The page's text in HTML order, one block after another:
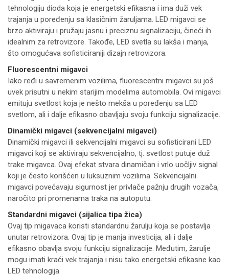
tehnologiju dioda koja je energetski efikasna i ima duži vek
trajanja u poređenju sa klasičnim žaruljama. LED migavci se
brzo aktiviraju i pružaju jasnu i preciznu signalizaciju, čineći ih
idealnim za retrovizore. Takođe, LED svetla su lakša i manja,
što omogućava sofisticiraniji dizajn retrovizora.
Fluorescentni migavci
Iako ređi u savremenim vozilima, fluorescentni migavci su još
uvek prisutni u nekim starijim modelima automobila. Ovi migavci
emituju svetlost koja je nešto mekša u poređenju sa LED
svetlom, ali i dalje efikasno obavljaju svoju funkciju signalizacije.
Dinamički migavci (sekvencijalni migavci)
Dinamički migavci ili sekvencijalni migavci su sofisticirani LED
migavci koji se aktiviraju sekvencijalno, tj. svetlost putuje duž
trake migavca. Ovaj efekat stvara dinamičan i vrlo uočljiv signal
koji je često korišćen u luksuznim vozilima. Sekvencijalni
migavci povećavaju sigurnost jer privlače pažnju drugih vozača,
naročito pri promenama traka na autoputu.
Standardni migavci (sijalica tipa žica)
Ovaj tip migavaca koristi standardnu žarulju koja se postavlja
unutar retrovizora. Ovaj tip je manja investicija, ali i dalje
efikasno obavlja svoju funkciju signalizacije. Međutim, žarulje
mogu imati kraći vek trajanja i nisu tako energetski efikasne kao
LED tehnologija.